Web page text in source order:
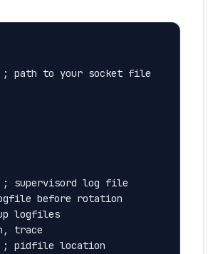
to your socket file
supervisord log file
before rotation
logfiles
trace
pidfile location